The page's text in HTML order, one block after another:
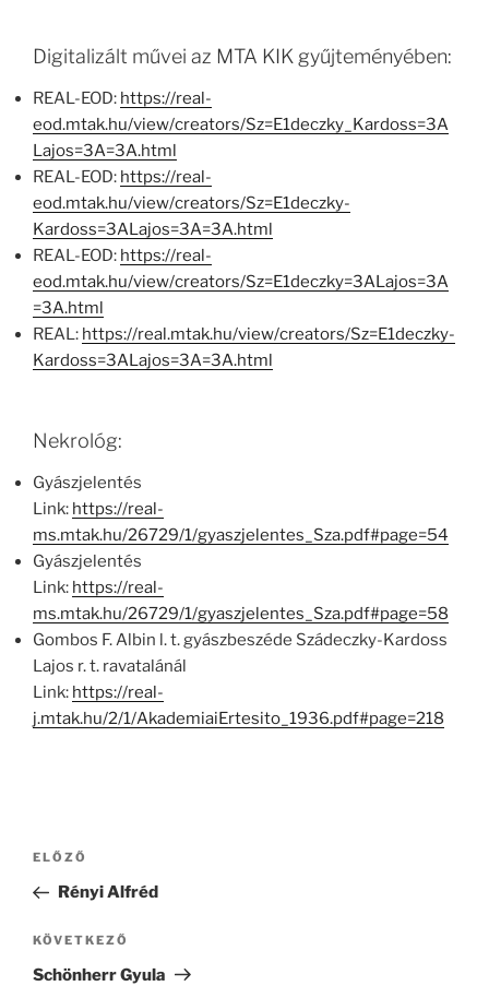
Digitalizált művei az MTA KIK gyűjteményében:
REAL-EOD: https://real-
eod.mtak.hu/view/creators/Sz=E1deczky_Kardoss=3A
Lajos=3A=3A.html
REAL-EOD: https://real-
eod.mtak.hu/view/creators/Sz=E1deczky-
Kardoss=3ALajos=3A=3A.html
REAL-EOD: https://real-
eod.mtak.hu/view/creators/Sz=E1deczky=3ALajos=3A
=3A.html
REAL: https://real.mtak.hu/view/creators/Sz=E1deczky-
Kardoss=3ALajos=3A=3A.html
Nekrológ:
Gyászjelentés
Link: https://real-
ms.mtak.hu/26729/1/gyaszjelentes_Sza.pdf#page=54
Gyászjelentés
Link: https://real-
ms.mtak.hu/26729/1/gyaszjelentes_Sza.pdf#page=58
Gombos F. Albin l. t. gyászbeszéde Szádeczky-Kardoss
Lajos r. t. ravatalánál
Link: https://real-
j.mtak.hu/2/1/AkademiaiErtesito_1936.pdf#page=218
Bejegyzés
Korábbi
bejegyzés
ELŐZŐ
Rényi Alfréd
Következő
bejegyzés
KÖVETKEZŐ
Schönherr Gyula